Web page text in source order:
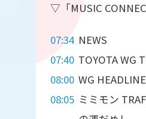
▽「MUSIC
07:34 NEWS
07:40 TOYOTA WG
08:00 WG HEADLINE
08:05 ミミモン